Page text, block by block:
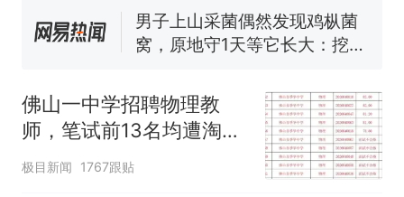
窝，原地守1天等它长大：挖了
140多朵
美国渔民钓获鲨鱼徒手将其拽
回大海 目击者直呼震惊 （视频
官方通报
热 那个在床头放菜刀的女孩，
因老师一句“跟我回家”改写了
佛山一中学招聘物理教
师，笔试前13名均遭淘
汰？教育局：已叫停招
极目新闻 1767跟贴